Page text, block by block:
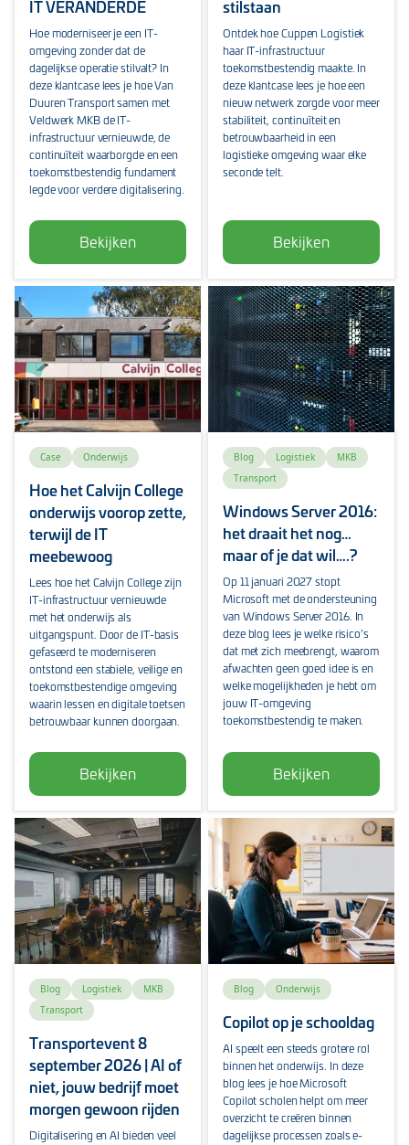
IT VERANDERDE
Hoe moderniseer je een IT-
omgeving zonder dat de
dagelijkse operatie stilvalt? In
deze klantcase lees je hoe Van
Duuren Transport samen met
Veldwerk MKB de IT-
infrastructuur vernieuwde, de
continuïteit waarborgde en een
toekomstbestendig fundament
legde voor verdere digitalisering.
Bekijken
stilstaan
Ontdek hoe Cuppen Logistiek
haar IT-infrastructuur
toekomstbestendig maakte. In
deze klantcase lees je hoe een
nieuw netwerk zorgde voor meer
stabiliteit, continuïteit en
betrouwbaarheid in een
logistieke omgeving waar elke
seconde telt.
Bekijken
Case Onderwijs
Hoe het Calvijn College
onderwijs voorop zette,
terwijl de IT
meebewoog
Lees hoe het Calvijn College zijn
IT-infrastructuur vernieuwde
met het onderwijs als
uitgangspunt. Door de IT-basis
gefaseerd te moderniseren
ontstond een stabiele, veilige en
toekomstbestendige omgeving
waarin lessen en digitale toetsen
betrouwbaar kunnen doorgaan.
Bekijken
Blog Logistiek
MKB
Transport
Windows Server 2016:
het draait het nog…
maar of je dat wil….?
Op 11 januari 2027 stopt
Microsoft met de ondersteuning
van Windows Server 2016. In
deze blog lees je welke risico’s
dat met zich meebrengt, waarom
afwachten geen goed idee is en
welke mogelijkheden je hebt om
jouw IT-omgeving
toekomstbestendig te maken.
Bekijken
Blog Logistiek
MKB
Transport
Transportevent 8
september 2026 | AI of
niet, jouw bedrijf moet
morgen gewoon rijden
Digitalisering en AI bieden veel
Blog Onderwijs
Copilot op je schooldag
AI speelt een steeds grotere rol
binnen het onderwijs. In deze
blog lees je hoe Microsoft
Copilot scholen helpt om meer
overzicht te creëren binnen
dagelijkse processen zoals e-